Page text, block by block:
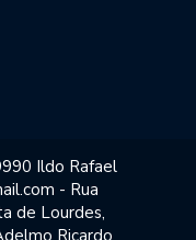
Ildo Rafael
- Rua
de Lourdes,